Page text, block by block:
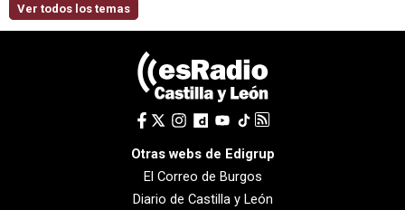
Ver todos los temas
Otras webs de Edigrup
El Correo de Burgos
Diario de Castilla y León